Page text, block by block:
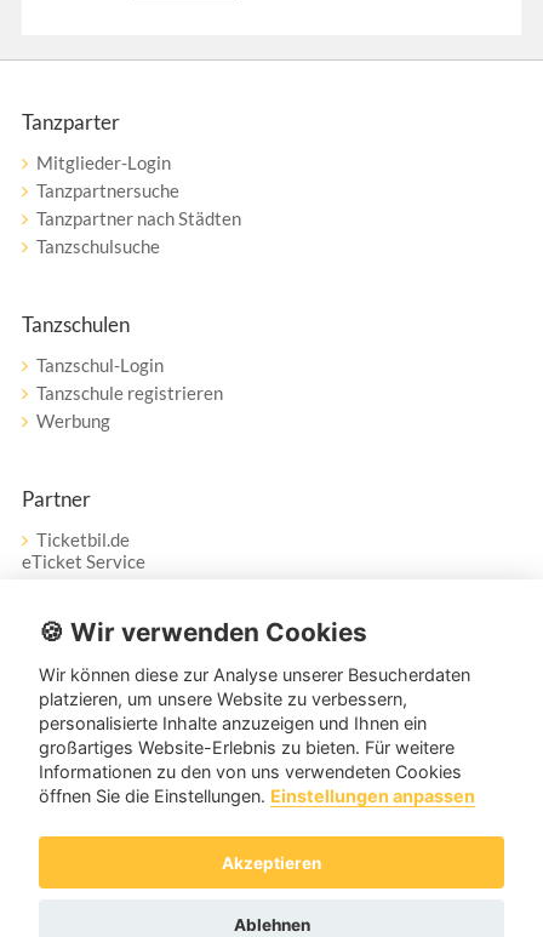
Tanzparter
Mitglieder-Login
Tanzpartnersuche
Tanzpartner nach Städten
Tanzschulsuche
Tanzschulen
Tanzschul-Login
Tanzschule registrieren
Werbung
Partner
Ticketbil.de
eTicket Service
Vertrag widerrufen
Service
Unser Tanzpartner-Service hilft Ihnen bei Fragen und
Anregungen gerne weiter!
🍪 Wir verwenden Cookies
Wir können diese zur Analyse unserer Besucherdaten
platzieren, um unsere Website zu verbessern,
personalisierte Inhalte anzuzeigen und Ihnen ein
großartiges Website-Erlebnis zu bieten. Für weitere
Informationen zu den von uns verwendeten Cookies
öffnen Sie die Einstellungen. Einstellungen anpassen
Akzeptieren
Ablehnen